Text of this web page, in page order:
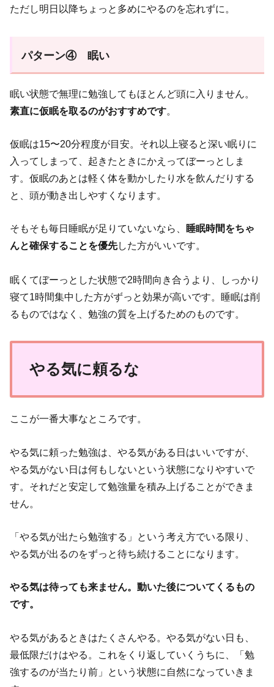
ただし明日以降ちょっと多めにやるのを忘れずに。
パターン④ 眠い
眠い状態で無理に勉強してもほとんど頭に入りません。
素直に仮眠を取るのがおすすめです
仮眠は15〜20分程度が目安。それ以上寝ると深い眠りに
入ってしまって、起きたときにかえってぼーっとしま
す。仮眠のあとは軽く体を動かしたり水を飲んだりする
と、頭が動き出しやすくなります。
そもそも毎日睡眠が足りていないなら、 睡眠時間をちゃ
んと確保することを優先した方がいいです。
眠くてぼーっとした状態で2時間向き合うより、しっかり
寝て1時間集中した方がずっと効果が高いです。睡眠は削
るものではなく、勉強の質を上げるためのものです。
やる気に頼るな
ここが一番大事なところです。
やる気に頼った勉強は、やる気がある日はいいですが、
やる気がない日は何もしないという状態になりやすいで
す。それだと安定して勉強量を積み上げることができま
せん。
「やる気が出たら勉強する」という考え方でいる限り、
やる気が出るのをずっと待ち続けることになります。
やる気は待っても来ません。動いた後についてくるもの
です。
やる気があるときはたくさんやる。やる気がない日も、
最低限だけはやる。これをくり返していくうちに、「勉
強するのが当たり前」という状態に自然になっていきま